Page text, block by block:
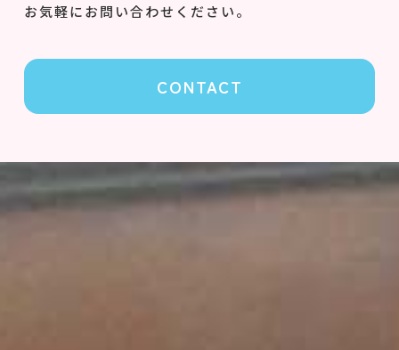
お気軽にお問い合わせください。
CONTACT